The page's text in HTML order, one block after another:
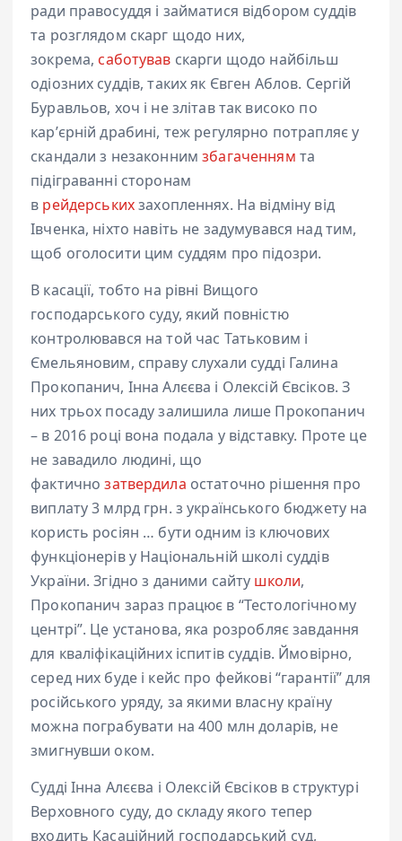
ради правосуддя і займатися відбором суддів
та розглядом скарг щодо них,
зокрема, саботував скарги щодо найбільш
одіозних суддів, таких як Євген Аблов. Сергій
Буравльов, хоч і не злітав так високо по
карʼєрній драбині, теж регулярно потрапляє у
скандали з незаконнимзбагаченням та
підіграванні сторонам
в рейдерськихзахопленнях. На відміну від
Івченка, ніхто навіть не задумувався над тим,
щоб оголосити цим суддям про підозри.
В касації, тобто на рівні Вищого
господарського суду, який повністю
контролювався на той час Татьковим і
Ємельяновим, справу слухали судді Галина
Прокопанич, Інна Алєєва і Олексій Євсіков. З
них трьох посаду залишила лише Прокопанич
– в 2016 році вона подала у відставку. Проте це
не завадило людині, що
фактичнозатвердила остаточно рішення про
виплату 3 млрд грн. з українського бюджету на
користь росіян … бути одним із ключових
функціонерів у Національній школі суддів
України. Згідно з даними сайту школи,
Прокопанич зараз працює в “Тестологічному
центрі”. Це установа, яка розробляє завдання
для кваліфікаційних іспитів суддів. Ймовірно,
серед них буде і кейс про фейкові “гарантії” для
російського уряду, за якими власну країну
можна пограбувати на 400 млн доларів, не
змигнувши оком.
Судді Інна Алєєва і Олексій Євсіков в структурі
Верховного суду, до складу якого тепер
входить Касаційний господарський суд,